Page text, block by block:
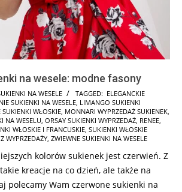
na wesele: modne fasony
NA WESELE TAGGED: ELEGANCKIE
SUKIENKI NA WESELE LIMANGO SUKIENKI
SUKIENKI WŁOSKIE MONNARI WYPRZEDAŻ SUKIENEK
NA WESELU ORSAY SUKIENKI WYPRZEDAŻ RENEE
WŁOSKIE I FRANCUSKIE SUKIENKI WŁOSKIE
WYPRZEDAŻY ZWIEWNE SUKIENKI NA WESELE
kolorów sukienek jest czerwień. Z
kreacje na co dzień, ale także na
polecamy Wam czerwone sukienki na